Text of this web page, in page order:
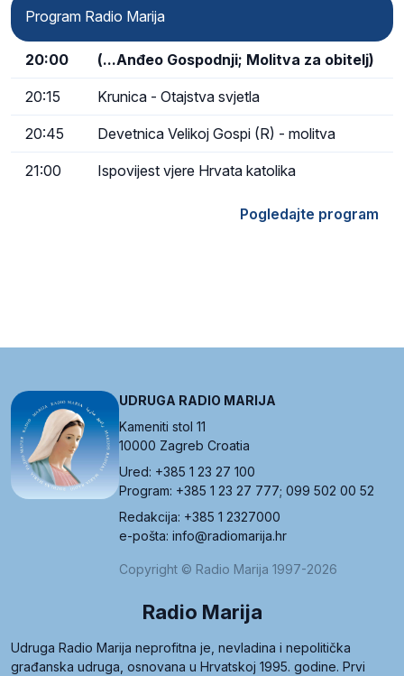
Program Radio Marija
20:00 (...Anđeo Gospodnji; Molitva za obitelj)
20:15 Krunica - Otajstva svjetla
20:45 Devetnica Velikoj Gospi (R) - molitva
21:00 Ispovijest vjere Hrvata katolika
Pogledajte program
UDRUGA RADIO MARIJA
Kameniti stol 11
10000 Zagreb Croatia
Ured: +385 1 23 27 100
Program: +385 1 23 27 777; 099 502 00 52
Redakcija: +385 1 2327000
e-pošta: info@radiomarija.hr
Copyright © Radio Marija 1997-2026
Radio Marija
Udruga Radio Marija neprofitna je, nevladina i nepolitička
građanska udruga, osnovana u Hrvatskoj 1995. godine. Prvi